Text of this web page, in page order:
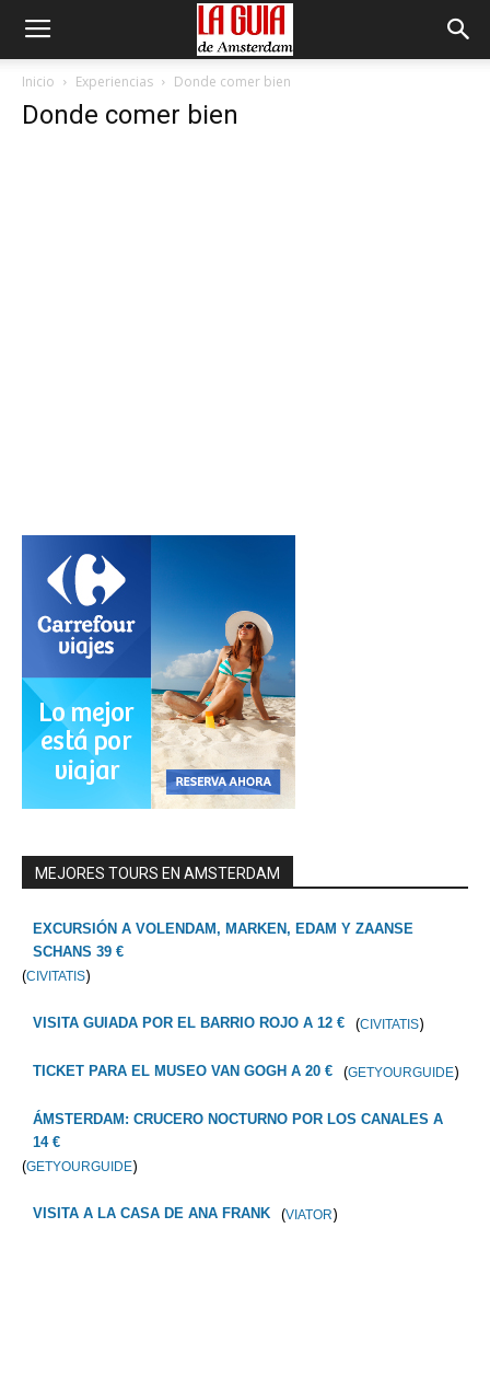
Inicio Experiencias Donde comer bien
Donde comer bien
MEJORES TOURS EN AMSTERDAM
EXCURSIÓN A VOLENDAM, MARKEN, EDAM Y ZAANSE
SCHANS 39 €
(CIVITATIS)
VISITA GUIADA POR EL BARRIO ROJO A 12 € (CIVITATIS)
TICKET PARA EL MUSEO VAN GOGH A 20 € (GETYOURGUIDE)
ÁMSTERDAM: CRUCERO NOCTURNO POR LOS CANALES A
14 €
(GETYOURGUIDE)
VISITA A LA CASA DE ANA FRANK (VIATOR)